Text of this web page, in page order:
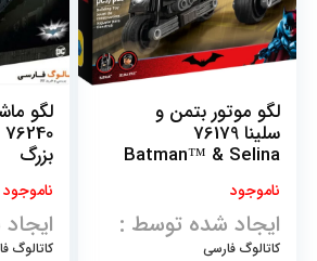
لگو موتور بتمن و
سلینا 76179
Batman™ & Selina
Kyle™ Motorcycle
Pursuit
ناموجود
ایجاد شده توسط :
کاتالوگ فارسی
لگو
بزرگ
ناموجود
کاتالوگ